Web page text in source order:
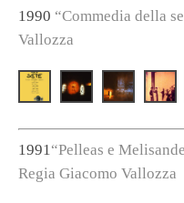
1990 “Commedia della
Vallozza
1991“Pelleas e
Regia Giacomo Vallozza